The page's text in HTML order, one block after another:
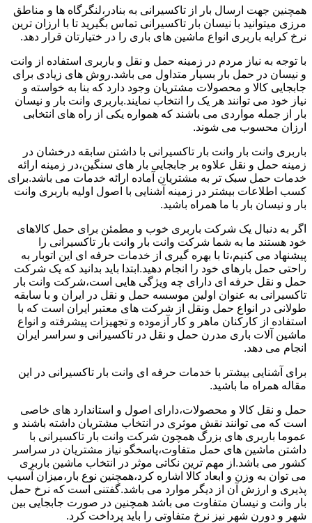
همچنین جهت ارسال بار از تاکسیرانی به بنادر،لنگرگاه ها و مناطق
مرزی میتوانید با نیسان بار تاکسیرانی تماس بگیرید تا با ارزان ترین
نرخ کرایه باربری انواع ماشین های باری را در ختیارتان قرار دهد.
با توجه به نیاز مردم در زمینه حمل و نقل و باربری استفاده از وانت
و نیسان در حمل بار بسیار متداول می باشد.روش های زیادی برای
جابجایی کالا و محصولات مشتریان وجود دارد که بنا به خواسته و
نیاز خود می توانند هر یک را انتخاب نمایند.باربری وانت بار و نیسان
بار از جمله مواردی می باشند که همواره یکی از راه های انتخابی
ارزان محسوب می شوند.
باربری وانت بار وانت بار تاکسیرانی با داشتن سابقه درخشان در
زمینه حمل و نقل علاوه بر جابجایی بار های سنگین،در زمینه ارائه
خدمات حمل سبک تر به مشتریان آماده ارائه خدمات می باشد.برای
کسب اطلاعات بیشتر در زمینه آشنایی با اصول اولیه باربری وانت
بار و نیسان بار با ما همراه باشید.
اگر به دنبال یک شرکت باربری خوب و مطمئن برای حمل کالاهای
خود هستند ما به شما شرکت وانت بار وانت بار تاکسیرانی را
پیشنهاد می کنیم،تا با بهره گیری از خدمات حرفه ای این اتوبار به
راحتی حمل بارهای خود را انجام دهید.ابتدا باید بدانید که یک شرکت
حمل و نقل حرفه ای دارای چه ویژگی هایی است،شرکت وانت بار
تاکسیرانی به عنوان اولین موسسه حمل و نقل در ایران و با سابقه
طولانی در انواع حمل ونقل از شرکت های معتبر ایران است که با
استفاده از کارکنان ماهر و کار آزموده و تجهیزات پیشرفته و انواع
ماشین آلات باری مدرن حمل و نقل در تاکسیرانی و سراسر ایران
انجام می دهد.
برای آشنایی بیشتر با خدمات حرفه ای وانت بار تاکسیرانی در این
مقاله همراه ما باشید.
حمل و نقل کالا و محصولات،دارای اصول و استاندارد های خاصی
است که می توانند نقش موثری در انتخاب مشتریان داشته باشند و
عموما باربری های بزرگ همچون شرکت وانت بار تاکسیرانی با
داشتن ماشین های حمل متفاوت،پاسخگو نیاز مشتریان در سراسر
کشور می باشد.از مهم ترین نکاتی موثر در انتخاب ماشین باربری
می توان به وزن و ابعاد کالا اشاره کرد،همچنین نوع بار،میزان آسیب
پذیری و ارزش آن از دیگر موارد می باشد.گفتنی است که نرخ حمل
بار وانت و نیسان متفاوت می باشد همچنین در صورت جابجایی بین
شهر و دورن شهر نیز نرخ متفاوتی را باید پرداخت کرد.